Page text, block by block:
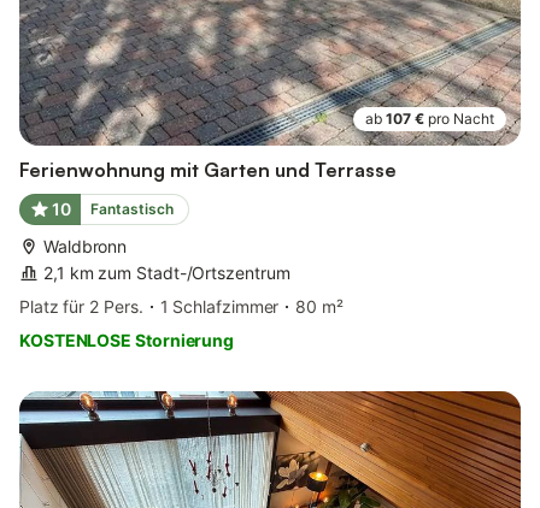
ab 107 € pro Nacht
Ferienwohnung mit Garten und Terrasse
10 Fantastisch
Waldbronn
2,1 km zum Stadt-/Ortszentrum
Platz für 2 Pers.
1 Schlafzimmer
80 m²
KOSTENLOSE Stornierung